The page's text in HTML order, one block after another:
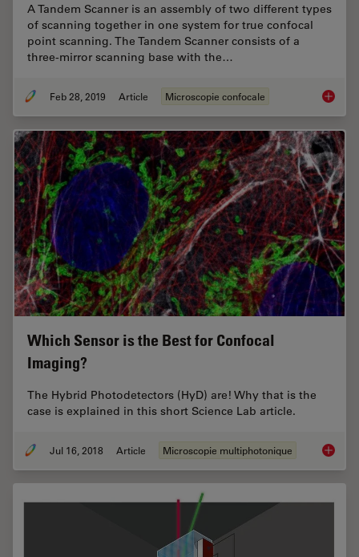
A Tandem Scanner is an assembly of two different types
of scanning together in one system for true confocal
point scanning. The Tandem Scanner consists of a
three-mirror scanning base with the…
Feb 28, 2019 Article Microscopie confocale What is
Which Sensor is the Best for Confocal
Imaging?
The Hybrid Photodetectors (HyD) are! Why that is the
case is explained in this short Science Lab article.
Jul 16, 2018 Article Microscopie multiphotonique Which